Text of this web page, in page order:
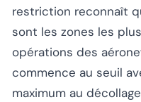
restriction reconnaît
sont les zones les
opérations des
commence au seuil
maximum au